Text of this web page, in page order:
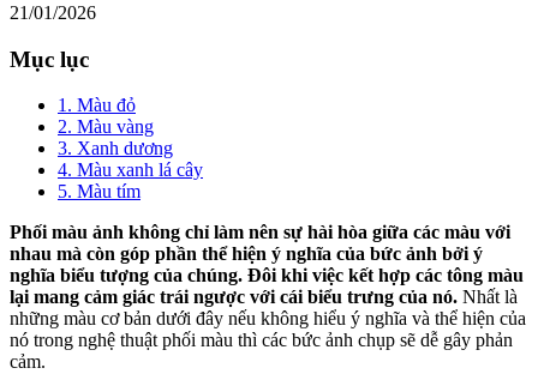
21/01/2026
Mục lục
1. Màu đỏ
2. Màu vàng
3. Xanh dương
4. Màu xanh lá cây
5. Màu tím
Phối màu ảnh không chỉ làm nên sự hài hòa giữa các màu với
nhau mà còn góp phần thể hiện ý nghĩa của bức ảnh bởi ý
nghĩa biểu tượng của chúng. Đôi khi việc kết hợp các tông màu
lại mang cảm giác trái ngược với cái biểu trưng của nó. Nhất là
những màu cơ bản dưới đây nếu không hiểu ý nghĩa và thể hiện của
nó trong nghệ thuật phối màu thì các bức ảnh chụp sẽ dễ gây phản
cảm.